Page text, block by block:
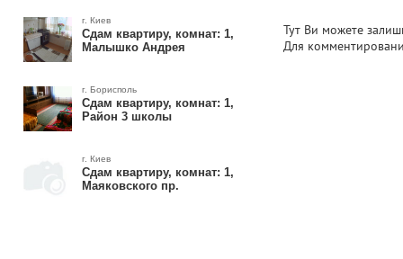
г. Киев
Сдам квартиру, комнат: 1,
Малышко Андрея
г. Борисполь
Сдам квартиру, комнат: 1,
Район 3 школы
г. Киев
Сдам квартиру, комнат: 1,
Маяковского пр.
Тут Ви можете
Для